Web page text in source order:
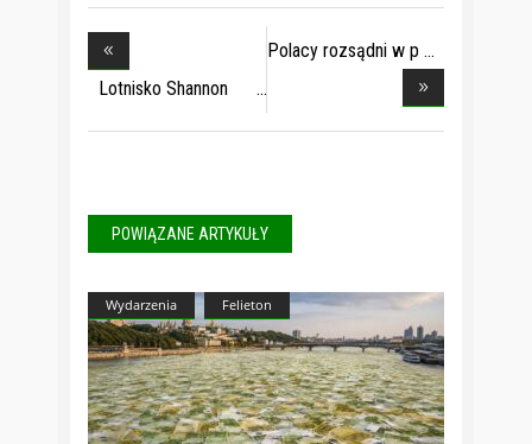
Lotnisko Shannon
Polacy rozsądni w p
POWIĄZANE ARTYKUŁY
Wydarzenia Felieton